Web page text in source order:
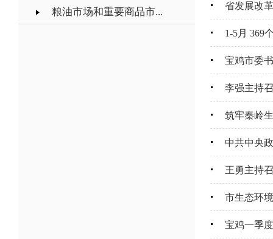
粮油市场和重要商品市...
省发展改
1-5月 369
宝鸡市委
李强主持
筑牢秦岭
中共中央
王勇主持
市生态环
宝鸡一季